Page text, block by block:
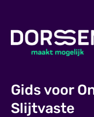
Gids voor
Slijtvaste